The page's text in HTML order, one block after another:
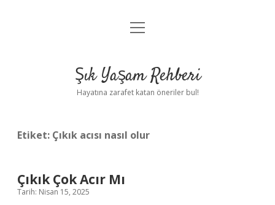
Anasayfa
Yasal Uyarı
menüyü
Şık Yaşam Rehberi
Hayatına zarafet katan öneriler bul!
Etiket: Çıkık acısı nasıl olur
Çıkık Çok Acır Mı
Tarih: Nisan 15, 2025